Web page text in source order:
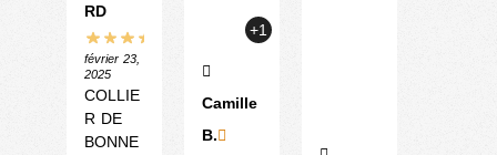
RD
février 23,
2025
COLLIE
R DE
BONNE
+1
Camille
B.